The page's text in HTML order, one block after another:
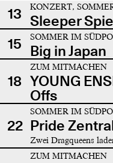
13
KONZERT,
Sleeper
15
SOMMER IM
Big in Japan
18
ZUM MITMACHEN
YOUNG
Offs
22
SOMMER IM
Pride
Zwei Dragqueens
ZUM MITMACHEN